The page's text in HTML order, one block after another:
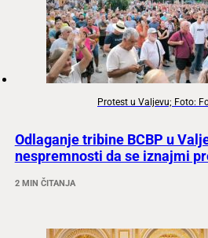
Protest u Valjevu; Foto:
Odlaganje tribine BCBP u
nespremnosti da se iznajmi
2 MIN ČITANJA